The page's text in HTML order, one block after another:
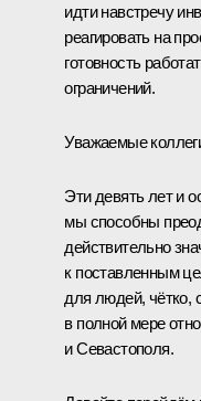
идти навстречу
реагировать на
готовность
ограничений.
Уважаемые
Эти девять лет и
мы способны
действительно
к поставленным
для людей, чётко,
в полной мере
и Севастополя.